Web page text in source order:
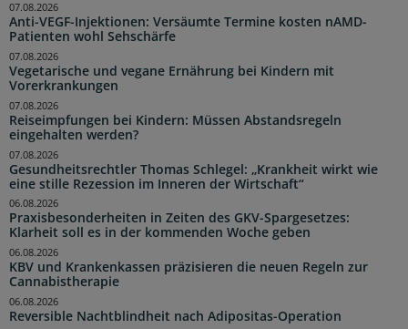
Anti-VEGF-Injektionen: Versäumte Termine kosten nAMD-
Patienten wohl Sehschärfe
07.08.2026
Vegetarische und vegane Ernährung bei Kindern mit
Vorerkrankungen
07.08.2026
Reiseimpfungen bei Kindern: Müssen Abstandsregeln
eingehalten werden?
07.08.2026
Gesundheitsrechtler Thomas Schlegel: „Krankheit wirkt wie
eine stille Rezession im Inneren der Wirtschaft“
07.08.2026
Praxisbesonderheiten in Zeiten des GKV-Spargesetzes:
Klarheit soll es in der kommenden Woche geben
06.08.2026
KBV und Krankenkassen präzisieren die neuen Regeln zur
Cannabistherapie
06.08.2026
Reversible Nachtblindheit nach Adipositas-Operation
06.08.2026